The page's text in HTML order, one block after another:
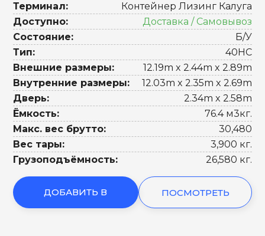
Терминал:
Контейнер Лизинг Калуга
Доступно:
Доставка / Самовывоз
Состояние:
Б/У
Тип:
40HC
Внешние размеры:
12.19m x 2.44m x 2.89m
Внутренние размеры:
12.03m x 2.35m x 2.69m
Дверь:
2.34m x 2.58m
Ёмкость:
76.4 м3кг.
Макс. вес брутто:
30,480
Вес тары:
3,900 кг.
Грузоподъёмность:
26,580 кг.
ДОБАВИТЬ В ПОСМОТРЕТЬ